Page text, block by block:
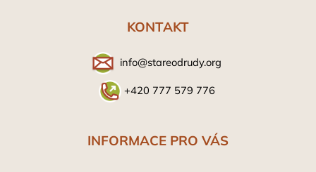
KONTAKT
info@stareodrudy.org
+420 777 579 776
INFORMACE PRO VÁS